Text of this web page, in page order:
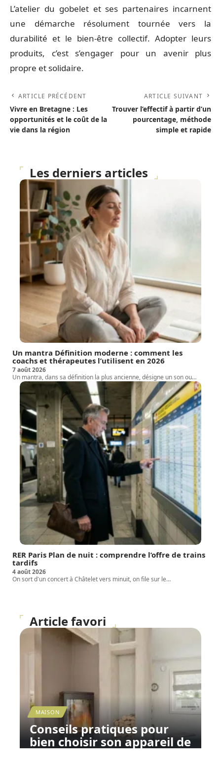
L’atelier du gobelet et ses partenaires incarnent
une démarche résolument tournée vers la
durabilité et le bien-être collectif. Adopter leurs
produits, c’est s’engager pour un avenir plus
propre et solidaire.
ARTICLE PRÉCÉDENT
Vivre en Bretagne : Les
opportunités et le coût de la
vie dans la région
ARTICLE SUIVANT
Trouver l’effectif à partir d’un
pourcentage, méthode
simple et rapide
Les derniers articles
Un mantra Définition moderne : comment les
coachs et thérapeutes l’utilisent en 2026
7 août 2026
Un mantra, dans sa définition la plus ancienne, désigne un son ou…
RER Paris Plan de nuit : comprendre l’offre de trains
tardifs
4 août 2026
On sort d'un concert à Châtelet vers minuit, on file sur le…
Article favori
MAISON
Conseils pratiques pour
bien choisir son appareil de